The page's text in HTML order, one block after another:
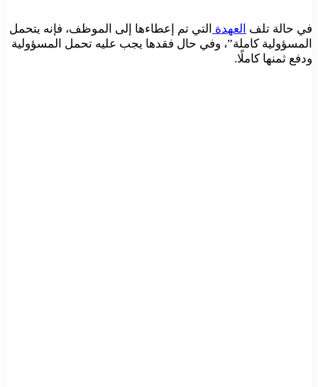
في حالة تلف العهدة التي تم إعطاءها إلى الموظف، فإنه يتحمل
المسؤولية كاملة”، وفي حال فقدها يجب عليه تحمل المسؤولية
ودفع ثمنها كاملًا.